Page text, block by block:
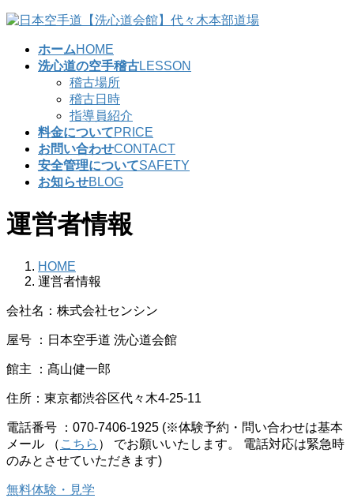
コ
ナ
ホームHOME
洗心道の空手稽古LESSON
稽古場所
稽古日時
指導員紹介
料金についてPRICE
お問い合わせCONTACT
安全管理についてSAFETY
お知らせBLOG
運営者情報
HOME
運営者情報
会社名：株式会社センシン
屋号 ：日本空手道 洗心道会館
館主 ：髙山健一郎
住所：東京都渋谷区代々木4-25-11
電話番号 ：070-7406-1925 (※体験予約・問い合わせは基本
メール （ こちら ） でお願いいたします。 電話対応は緊急時
のみとさせていただきます)
無料体験・見学